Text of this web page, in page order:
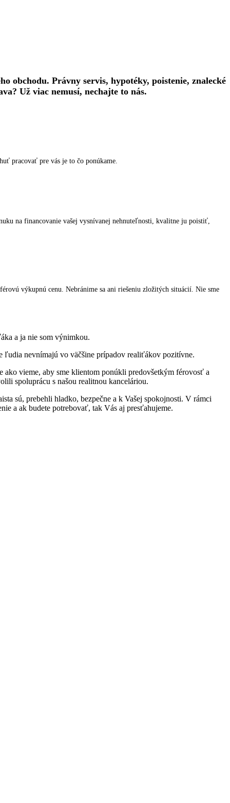
obchodu. Právny servis, hypotéky, poistenie, znalecké
Už viac nemusí, nechajte to nás.
pracovať pre vás je to čo ponúkame.
na financovanie vašej vysnívanej nehnuteľnosti, kvalitne ju poistiť,
výkupnú cenu. Nebránime sa ani riešeniu zložitých situácií. Nie sme
a ja nie som výnimkou.
ľudia nevnímajú vo väčšine prípadov realiťákov pozitívne.
ako vieme, aby sme klientom ponúkli predovšetkým férovosť a
spoluprácu s našou realitnou kanceláriou.
sú, prebehli hladko, bezpečne a k Vašej spokojnosti. V rámci
a ak budete potrebovať, tak Vás aj presťahujeme.